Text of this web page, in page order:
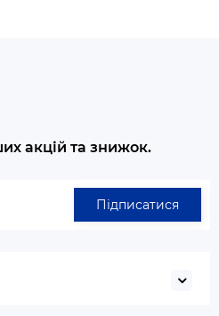
акцій та знижок.
Підписатися